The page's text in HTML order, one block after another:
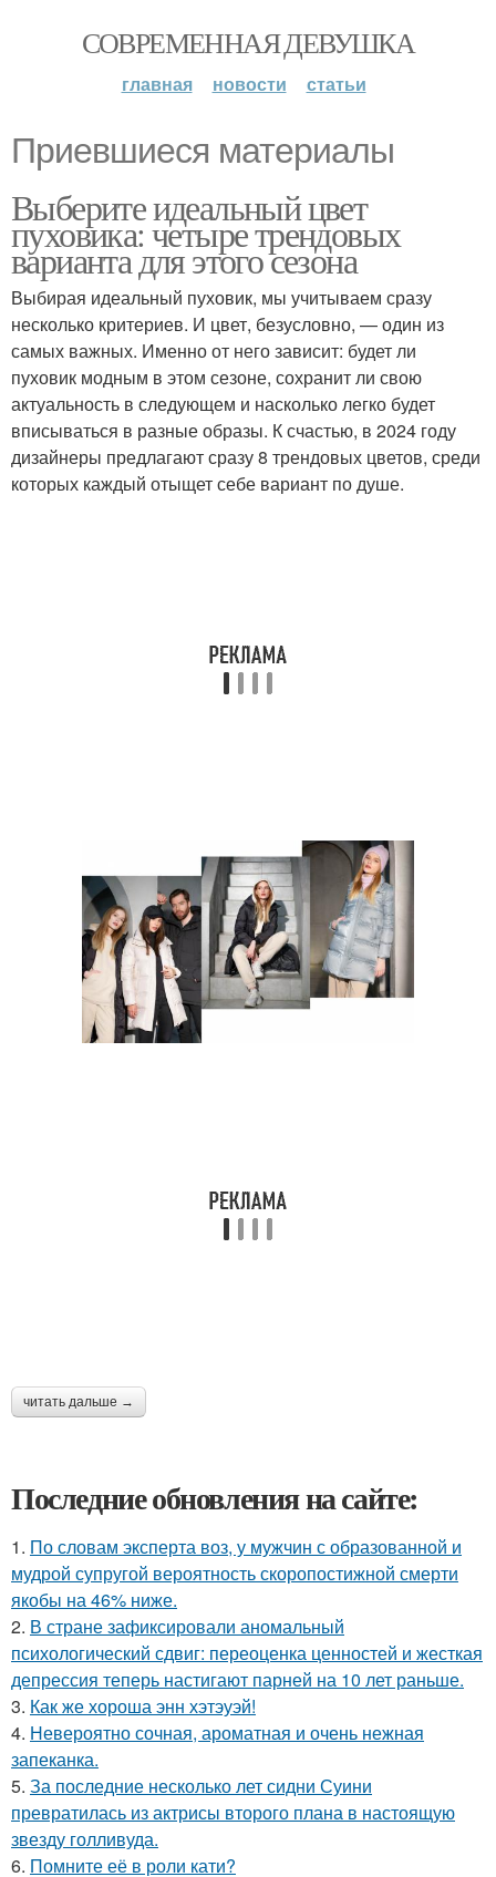
СОВРЕМЕННАЯ ДЕВУШКА
главная новости статьи
Приевшиеся материалы
Выберите идеальный цвет
пуховика: четыре трендовых
варианта для этого сезона
Выбирая идеальный пуховик, мы учитываем сразу
несколько критериев. И цвет, безусловно, — один из
самых важных. Именно от него зависит: будет ли
пуховик модным в этом сезоне, сохранит ли свою
актуальность в следующем и насколько легко будет
вписываться в разные образы. К счастью, в 2024 году
дизайнеры предлагают сразу 8 трендовых цветов, среди
которых каждый отыщет себе вариант по душе.
читать дальше →
Последние обновления на сайте:
1. По словам эксперта воз, у мужчин с образованной и
мудрой супругой вероятность скоропостижной смерти
якобы на 46% ниже.
2. В стране зафиксировали аномальный
психологический сдвиг: переоценка ценностей и жесткая
депрессия теперь настигают парней на 10 лет раньше.
3. Как же хороша энн хэтэуэй!
4. Невероятно сочная, ароматная и очень нежная
запеканка.
5. За последние несколько лет сидни Суини
превратилась из актрисы второго плана в настоящую
звезду голливуда.
6. Помните её в роли кати?